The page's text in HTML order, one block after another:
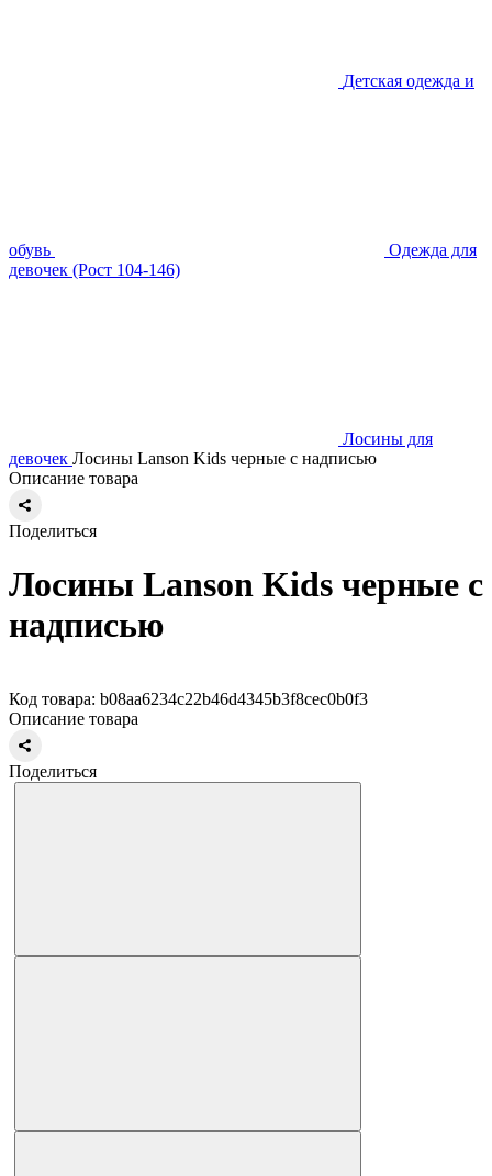
Детская одежда и
обувь
Одежда для
девочек (Рост 104-146)
Лосины для
девочек Лосины Lanson Kids черные с надписью
Описание товара
Поделиться
Лосины Lanson Kids черные с
надписью
Код товара: b08aa6234c22b46d4345b3f8cec0b0f3
Описание товара
Поделиться